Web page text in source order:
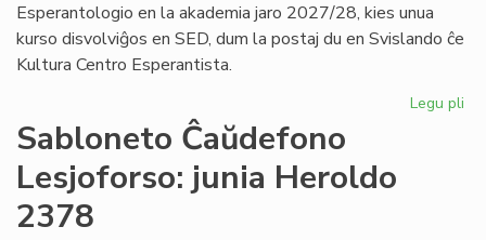
Esperantologio en la akademia jaro 2027/28, kies unua
kurso disvolviĝos en SED, dum la postaj du en Svislando ĉe
Kultura Centro Esperantista.
Legu pli
Sabloneto Ĉaŭdefono
Lesjoforso: junia Heroldo
2378